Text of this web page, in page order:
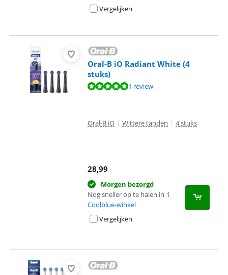
Vergelijken
Oral-B iO Radiant White (4
stuks)
Beoordeling is 10 van de 10, gebaseerd op 1 review.
1 review
Oral-B iO | Wittere tanden | 4 stuks
28,99
Morgen bezorgd
Nog sneller op te halen in 1
Coolblue-winkel
Vergelijken